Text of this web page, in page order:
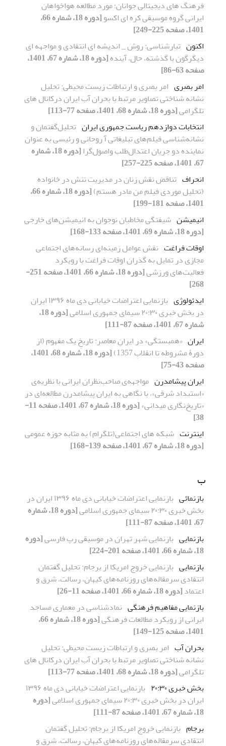
فرهنگ های دیجیتالی جوانان؛ مورد مطالعه هواخواهان
ایرانی گروه موسیقی کره ای اکسو
[دوره 18، شماره 66،
1401، صفحه 225-249]
اکنون تبارشناسی: روش _ اندیشه ای انتقادی و مواجهه ای
دیگرگون با گذشته، حال، آینده
[دوره 18، شماره 67، 1401،
صفحه 63-86]
امر بصری امر بصری و ارتباطات زیست محیطی: تحلیل
نشانه شناختی تصاویر مرتبط با بحران آب ایران درکانال های
تلگرامی[دوره 18، شماره 68، 1401، صفحه 77-113]
انتخابات دوازدهم ریاست جمهوری ایران تحلیل‌گفتمان و
نشانه‌شناسی فیلم‌های تبلیغاتی آ روحانی و رئیسی به عنوان
نماینده دو جریان اعتدال‌طلب واصول‌گرا
[دوره 18، شماره
67، 1401، صفحه 225-257]
انحراف تناقض نقش زنان در مدیریت تنش در خانواده
(تحلیل موردی فیلم من مادر هستم)
[دوره 18، شماره 66،
1401، صفحه 181-199]
انیمیشن شیفتگی مخاطبان نوجوان به انیمیشن‌های خارجی
[دوره 18، شماره 69، 1401، صفحه 133-168]
اوقات فراغت نقش عوامل زمینه‌ای رسانه‌های اجتماعی
مجازی در تمایل به گذران اوقات فراغت با رویکرد
فعالیت‌های ورزشی
[دوره 18، شماره 66، 1401، صفحه 251-
268]
ایدئولوژی
بازنمایی اعتراضات خیابانی دی ماه ۱۳۹۶ ایران
در بخش خبری ۲۰:۳۰ سیمای جمهوری اسلامی
[دوره 18،
شماره 67، 1401، صفحه 87-111]
ایران «همبستگی» در ایرانِ معاصر: تاریخِ یک مفهوم (از
دورۀ مشروطه تا انقلابِ 1357)
[دوره 18، شماره 68، 1401،
صفحه 43-75]
ایران پیشامدرن مواجهه‌ی صاحب‌نظران ایرانی با نظریه‌ی
«استبداد شرقی»، با نگاهی به ایران پیشامدرن مطالعه‌ای در
«تاریخ‌نگاری میدانی»
[دوره 18، شماره 67، 1401، صفحه 11-
38]
اینترنت شبکه های اجتماعی(تلگرام) به مثابه حوزه عمومی
[دوره 18، شماره 67، 1401، صفحه 139-168]
ب
بازنمائی
بازنمایی اعتراضات خیابانی دی ماه ۱۳۹۶ ایران در
بخش خبری ۲۰:۳۰ سیمای جمهوری اسلامی
[دوره 18، شماره
67، 1401، صفحه 87-111]
بازنمایی بازنمایی شهر تهران در موسیقی رپ فارسی[دوره
18، شماره 66، 1401، صفحه 201-224]
بازنمایی بازنمایی خروج امریکا از برجام: تحلیل گفتمان
انتقادی سرمقاله‌های روزنامه‌های کیهان، رسالت، شرق و
اعتماد[دوره 18، شماره 66، 1401، صفحه 11-26]
بازنمایی مفاهیم فرهنگی نماد‌شناسی در معماری مساجد
ایرانی از رویکرد مطالعات فرهنگی
[دوره 18، شماره 66،
1401، صفحه 125-149]
بحران آب امر بصری و ارتباطات زیست محیطی: تحلیل
نشانه شناختی تصاویر مرتبط با بحران آب ایران درکانال های
تلگرامی[دوره 18، شماره 68، 1401، صفحه 77-113]
بخش خبری ۲۰:۳۰
بازنمایی اعتراضات خیابانی دی ماه ۱۳۹۶
ایران در بخش خبری ۲۰:۳۰ سیمای جمهوری اسلامی
[دوره
18، شماره 67، 1401، صفحه 87-111]
برجام بازنمایی خروج امریکا از برجام: تحلیل گفتمان
انتقادی سرمقاله‌های روزنامه‌های کیهان، رسالت، شرق و